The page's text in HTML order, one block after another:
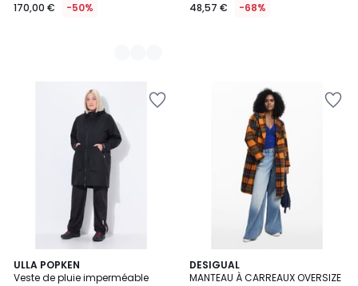
170,00 € -50% 48,57 € -68%
ULLA POPKEN
Veste de pluie imperméable
DESIGUAL
MANTEAU À CARREAUX OVERSIZE